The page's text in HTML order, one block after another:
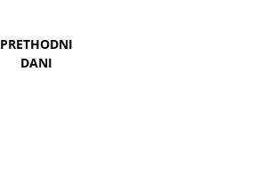
PRETHODNI
DANI